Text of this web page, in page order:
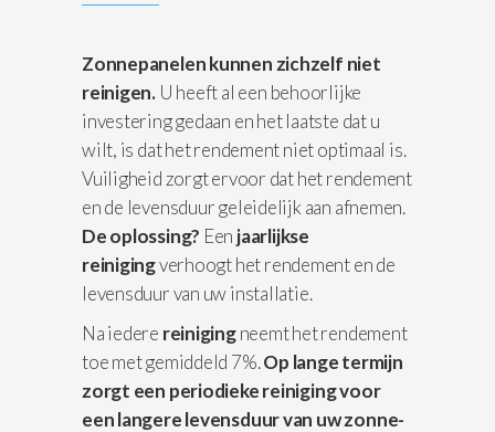
Zonnepanelen kunnen zichzelf niet
reinigen. U heeft al een behoorlijke
investering gedaan en het laatste dat u
wilt, is dat het rendement niet optimaal is.
Vuiligheid zorgt ervoor dat het rendement
en de levensduur geleidelijk aan afnemen.
De oplossing? Een jaarlijkse
reinigingverhoogt het rendement en de
levensduur van uw installatie.
Na iedere reinigingneemt het rendement
toe met gemiddeld 7%.Op lange termijn
zorgt een periodieke reiniging voor
een langere levensduur van uw zonne-